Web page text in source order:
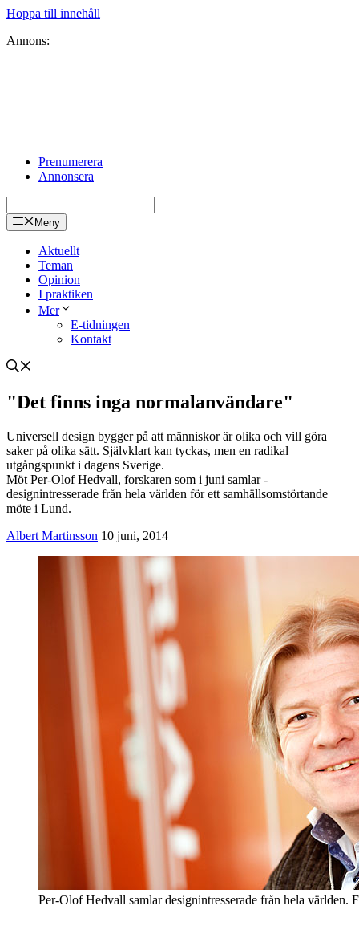
Hoppa till innehåll
Annons:
Prenumerera
Annonsera
Meny
Aktuellt
Teman
Opinion
I praktiken
Mer
E-tidningen
Kontakt
"Det finns inga normalanvändare"
Universell design bygger på att människor är olika och vill göra
saker på olika sätt. Självklart kan tyckas, men en radikal
utgångspunkt i dagens Sverige.
Möt Per-Olof Hedvall, forskaren som i juni samlar ­
designintresserade från hela världen för ett samhällsomstörtande
möte i Lund.
Albert Martinsson 10 juni, 2014
Per-Olof Hedvall samlar designintresserade från hela världen.